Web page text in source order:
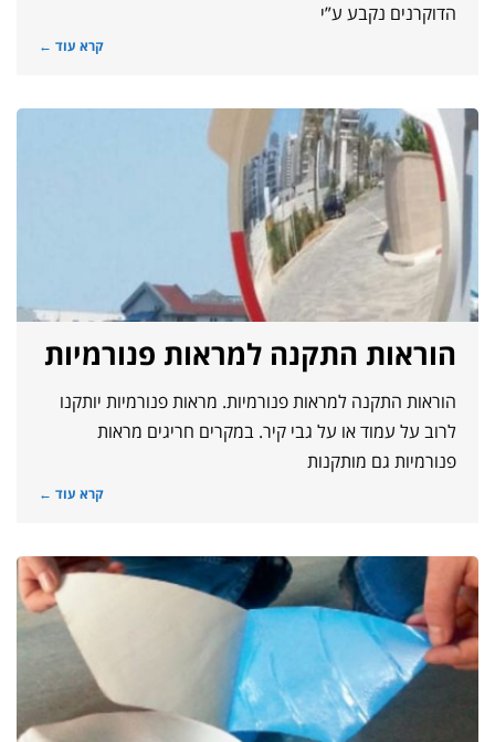
הדוקרנים נקבע ע”י
קרא עוד ←
הוראות התקנה למראות פנורמיות
הוראות התקנה למראות פנורמיות. מראות פנורמיות יותקנו
לרוב על עמוד או על גבי קיר. במקרים חריגים מראות
פנורמיות גם מותקנות
קרא עוד ←